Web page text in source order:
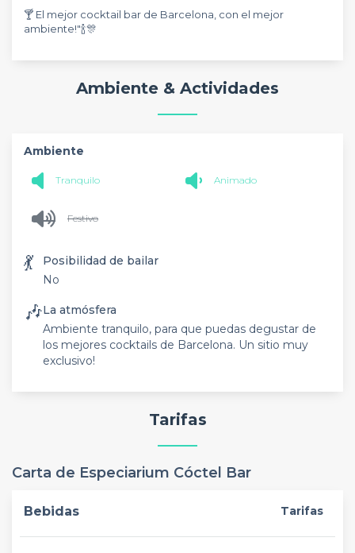
🍸 El mejor cocktail bar de Barcelona, con el mejor
ambiente!"🍾🎊
Ambiente & Actividades
Ambiente
Tranquilo Animado
Festivo
💃
Posibilidad de bailar
No
🎶La atmósfera
Ambiente tranquilo, para que puedas degustar de
los mejores cocktails de Barcelona. Un sitio muy
exclusivo!
Tarifas
Carta de Especiarium Cóctel Bar
Bebidas Tarifas